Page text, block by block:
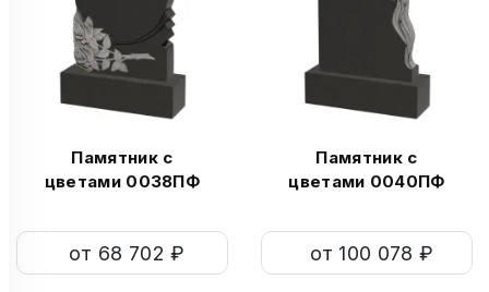
Памятник с
цветами 0038ПФ
от 68 702 ₽
Памятник с
цветами 0040ПФ
от 100 078 ₽